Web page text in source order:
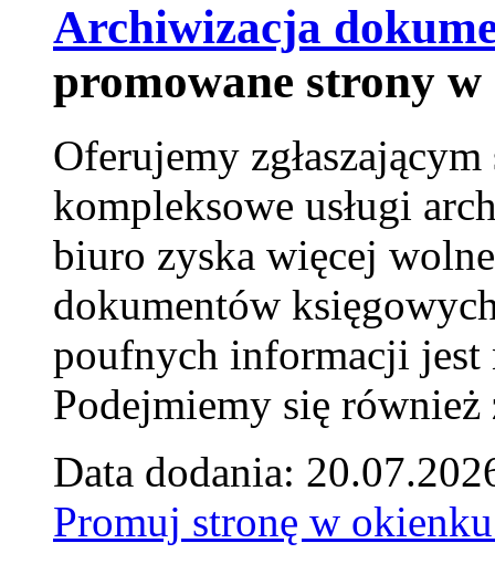
Archiwizacja
promowane strony
Oferujemy
kompleksowe usługi
biuro zyska więcej
dokumentów
poufnych informacji jest
Podejmiemy się
Data dodania:
Promuj stronę w